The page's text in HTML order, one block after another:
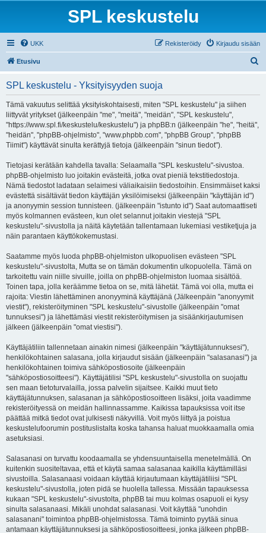
SPL keskustelu
UKK Kirjaudu sisään
Rekisteröidy
Etusivu
SPL keskustelu - Yksityisyyden suoja
Tämä vakuutus selittää yksityiskohtaisesti, miten "SPL keskustelu" ja siihen
liittyvät yritykset (jälkeenpäin "me", "meitä", "meidän", "SPL keskustelu",
"https://www.spl.fi/keskustelu/keskustelu") ja phpBB:n (jälkeenpäin "he", "heitä",
"heidän", "phpBB-ohjelmisto", "www.phpbb.com", "phpBB Group", "phpBB
Tiimit") käyttävät sinulta kerättyjä tietoja (jälkeenpäin "sinun tiedot").
Tietojasi kerätään kahdella tavalla: Selaamalla "SPL keskustelu"-sivustoa.
phpBB-ohjelmisto luo joitakin evästeitä, jotka ovat pieniä tekstitiedostoja.
Nämä tiedostot ladataan selaimesi väliaikaisiin tiedostoihin. Ensimmäiset kaksi
evästettä sisältävät tiedon käyttäjän yksilöimiseksi (jälkeenpäin "käyttäjän id")
ja anonyymin session tunnisteen. (jälkeenpäin "istunto id") Saat automaattiseti
myös kolmannen evästeen, kun olet selannut joitakin viestejä "SPL
keskustelu"-sivustolla ja näitä käytetään tallentamaan lukemiasi vestiketjuja ja
näin parantaen käyttökokemustasi.
Saatamme myös luoda phpBB-ohjelmiston ulkopuolisen evästeen "SPL
keskustelu"-sivustolta, Mutta se on tämän dokumentin ulkopuolella. Tämä on
tarkoitettu vain niille sivuille, joilla on phpBB-ohjelmiston luomaa sisältöä.
Toinen tapa, jolla keräämme tietoa on se, mitä lähetät. Tämä voi olla, mutta ei
rajoita: Viestin lähettäminen anonyyminä käyttäjänä (Jälkeenpäin "anonyymit
viestit"), rekisteröityminen "SPL keskustelu"-sivustolle (jälkeenpäin "omat
tunnuksesi") ja lähettämäsi viestit rekisteröitymisen ja sisäänkirjautumisen
jälkeen (jälkeenpäin "omat viestisi").
Käyttäjätiliin tallennetaan ainakin nimesi (jälkeenpäin "käyttäjätunnuksesi"),
henkilökohtainen salasana, jolla kirjaudut sisään (jälkeenpäin "salasanasi") ja
henkilökohtainen toimiva sähköpostiosoite (jälkeenpäin
"sähköpostiosoitteesi"). Käyttäjätilisi "SPL keskustelu"-sivustolla on suojattu
sen maan tietoturvalailla, jossa palvelin sijaitsee. Kaikki muut tieto
käyttäjätunnuksen, salasanan ja sähköpostiosoitteen lisäksi, joita vaadimme
rekisteröityessä on meidän hallinnassamme. Kaikissa tapauksissa voit itse
päättää mitkä tiedot ovat julkisesti näkyvillä. Voit myös liittyä ja poistua
keskustelufoorumin postituslistalta koska tahansa haluat muokkaamalla omia
asetuksiasi.
Salasanasi on turvattu koodaamalla se yhdensuuntaisella menetelmällä. On
kuitenkin suositeltavaa, että et käytä samaa salasanaa kaikilla käyttämilläsi
sivustoilla. Salasanaasi voidaan käyttää kirjautumaan käyttäjätiliisi "SPL
keskustelu"-sivustolla, joten pidä se huolella tallessa. Missään tapauksessa
kukaan "SPL keskustelu"-sivustolta, phpBB tai muu kolmas osapuoli ei kysy
sinulta salasanaasi. Mikäli unohdat salasanasi. Voit käyttää "unohdin
salasanani" toimintoa phpBB-ohjelmistossa. Tämä toiminto pyytää sinua
antamaan käyttäjätunnuksesi ja sähköpostiosoitteesi, jonka jälkeen phpBB-